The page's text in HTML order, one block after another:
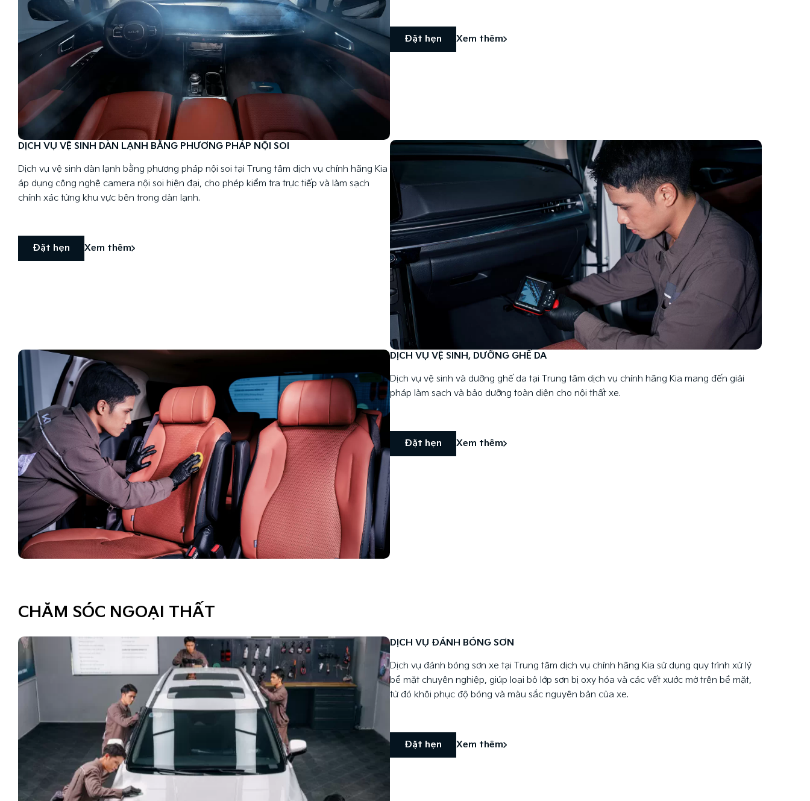
Đặt hẹn Xem thêm
DỊCH VỤ VỆ SINH DÀN LẠNH BẰNG PHƯƠNG PHÁP NỘI SOI
Dịch vụ vệ sinh dàn lạnh bằng phương pháp nội soi tại Trung tâm dịch vụ chính hãng Kia
áp dụng công nghệ camera nội soi hiện đại, cho phép kiểm tra trực tiếp và làm sạch
chính xác từng khu vực bên trong dàn lạnh.
Đặt hẹn Xem thêm
DỊCH VỤ VỆ SINH, DƯỠNG GHẾ DA
Dịch vụ vệ sinh và dưỡng ghế da tại Trung tâm dịch vụ chính hãng Kia mang đến giải
pháp làm sạch và bảo dưỡng toàn diện cho nội thất xe.
Đặt hẹn Xem thêm
CHĂM SÓC NGOẠI THẤT
DỊCH VỤ ĐÁNH BÓNG SƠN
Dịch vụ đánh bóng sơn xe tại Trung tâm dịch vụ chính hãng Kia sử dụng quy trình xử lý
bề mặt chuyên nghiệp, giúp loại bỏ lớp sơn bị oxy hóa và các vết xước mờ trên bề mặt,
từ đó khôi phục độ bóng và màu sắc nguyên bản của xe.
Đặt hẹn Xem thêm